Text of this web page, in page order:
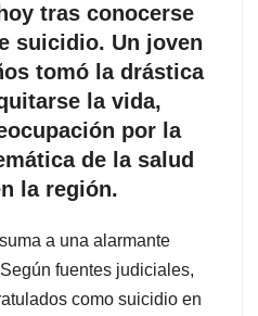
tras conocerse
suicidio. Un joven
tomó la drástica
la vida,
por la
de la salud
la región.
a una alarmante
fuentes judiciales,
como suicidio en